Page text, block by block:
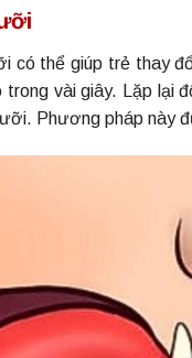
có thể giúp trẻ thay
vài giây. Lặp lại
Phương pháp này